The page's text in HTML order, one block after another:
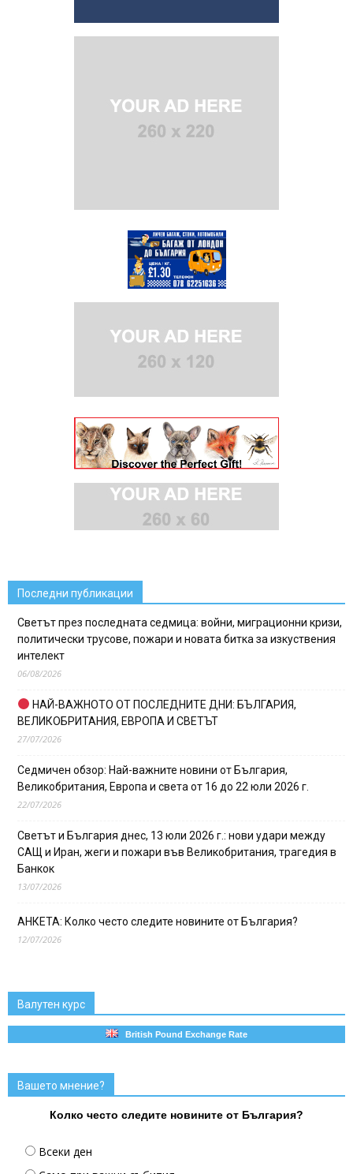
Последни публикации
Светът през последната седмица: войни, миграционни кризи,
политически трусове, пожари и новата битка за изкуствения
интелект
06/08/2026
НАЙ-ВАЖНОТО ОТ ПОСЛЕДНИТЕ ДНИ: БЪЛГАРИЯ,
ВЕЛИКОБРИТАНИЯ, ЕВРОПА И СВЕТЪТ
27/07/2026
Седмичен обзор: Най-важните новини от България,
Великобритания, Европа и света от 16 до 22 юли 2026 г.
22/07/2026
Светът и България днес, 13 юли 2026 г.: нови удари между
САЩ и Иран, жеги и пожари във Великобритания, трагедия в
Банкок
13/07/2026
АНКЕТА: Колко често следите новините от България?
12/07/2026
Валутен курс
British Pound Exchange Rate
Вашето мнение?
Колко често следите новините от България?
Всеки ден